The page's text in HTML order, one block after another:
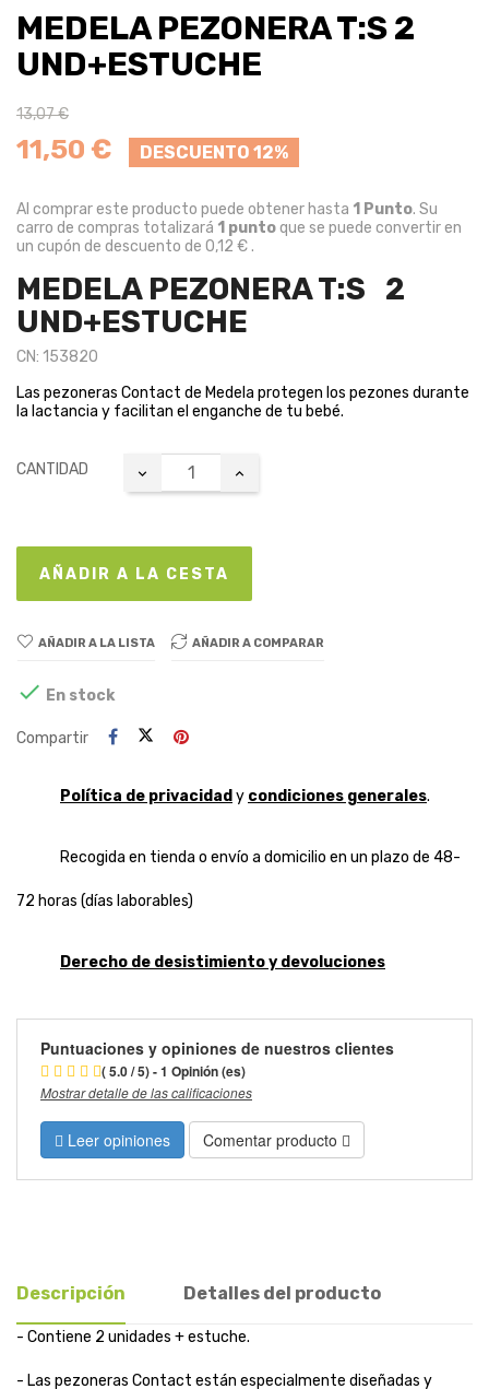
MEDELA PEZONERA T:S 2
UND+ESTUCHE
13,07 €
11,50 € DESCUENTO 12%
Al comprar este producto puede obtener hasta 1 Punto. Su
carro de compras totalizará 1 puntoque se puede convertir en
un cupón de descuento de 0,12 €.
MEDELA PEZONERA T:S 2
UND+ESTUCHE
CN: 153820
Las pezoneras Contact de Medela protegen los pezones durante
la lactancia y facilitan el enganche de tu bebé.
CANTIDAD
AÑADIR A LA CESTA
AÑADIR A LA LISTA AÑADIR A COMPARAR
 En stock
Compartir
Política de privacidad y condiciones generales.
Recogida en tienda o envío a domicilio en un plazo de 48-
72 horas (días laborables)
Derecho de desistimiento y devoluciones
Puntuaciones y opiniones de nuestros clientes
( 5.0 / 5) - 1 Opinión (es)
Mostrar detalle de las calificaciones
Leer opiniones Comentar producto
Descripción Detalles del producto
- Contiene 2 unidades + estuche.
- Las pezoneras Contact están especialmente diseñadas y